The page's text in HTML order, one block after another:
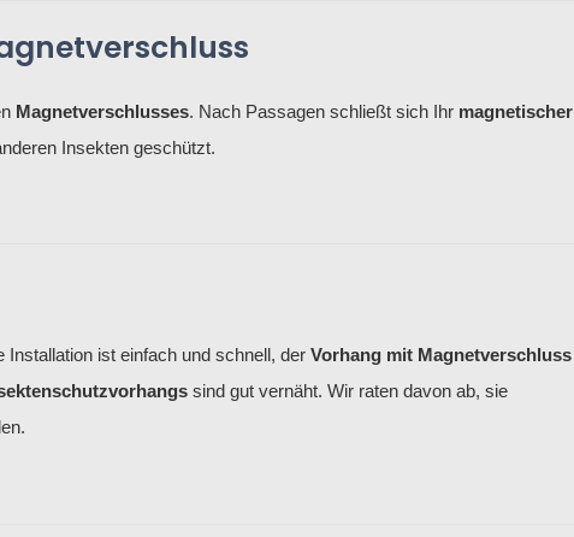
Magnetverschlusses. Nach Passagen schließt sich Ihr magnetischer
Insekten geschützt.
Installation ist einfach und schnell, der Vorhang mit Magnetverschluss
sind gut vernäht. Wir raten davon ab, sie